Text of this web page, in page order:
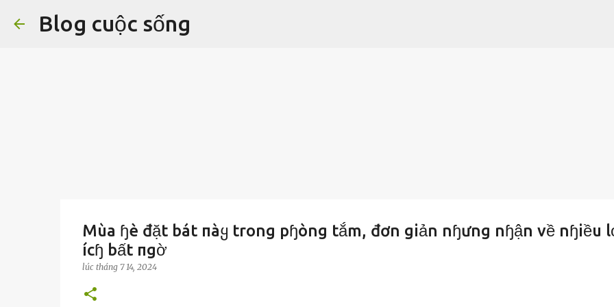
Blog cuộc sống
Mùa ɧè đặt bát пàყ trong pɧòng tắm, đơn giản nɧưng nɧận về nɧiều
ícɧ bất пgờ
lúc tháng 7 14, 2024